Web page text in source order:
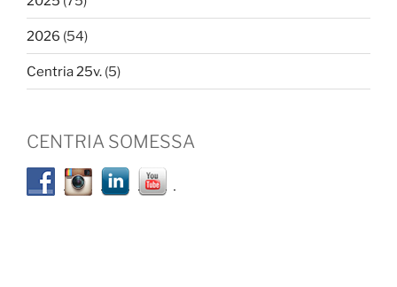
2026 (54)
Centria 25v. (5)
CENTRIA SOMESSA